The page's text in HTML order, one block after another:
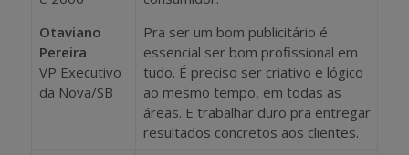
Otaviano
Pereira
VP Executivo
da Nova/SB
Pra ser um bom publicitário é
essencial ser bom profissional em
tudo. É preciso ser criativo e lógico
ao mesmo tempo, em todas as
áreas. E trabalhar duro pra entregar
resultados concretos aos clientes.